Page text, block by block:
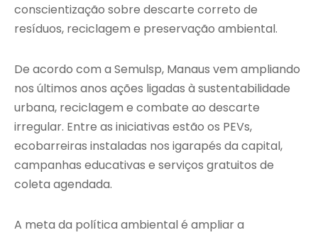
conscientização sobre descarte correto de
resíduos, reciclagem e preservação ambiental.
De acordo com a Semulsp, Manaus vem ampliando
nos últimos anos ações ligadas à sustentabilidade
urbana, reciclagem e combate ao descarte
irregular. Entre as iniciativas estão os PEVs,
ecobarreiras instaladas nos igarapés da capital,
campanhas educativas e serviços gratuitos de
coleta agendada.
A meta da política ambiental é ampliar a